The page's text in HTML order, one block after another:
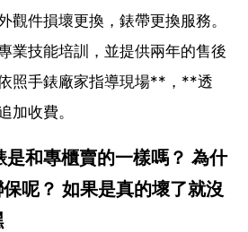
觀件損壞更換，錶帶更換服務。
業技能培訓，並提供兩年的售後
照手錶廠家指導現場**，**透
加收費。
和專櫃賣的一樣嗎？ 為什
呢？ 如果是真的壞了就沒